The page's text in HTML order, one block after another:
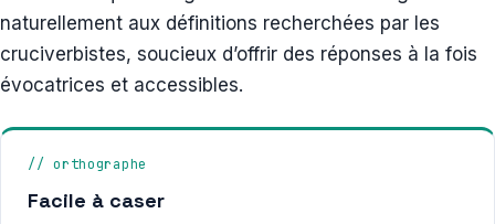
naturellement aux définitions recherchées par les
cruciverbistes, soucieux d’offrir des réponses à la fois
évocatrices et accessibles.
// orthographe
Facile à caser